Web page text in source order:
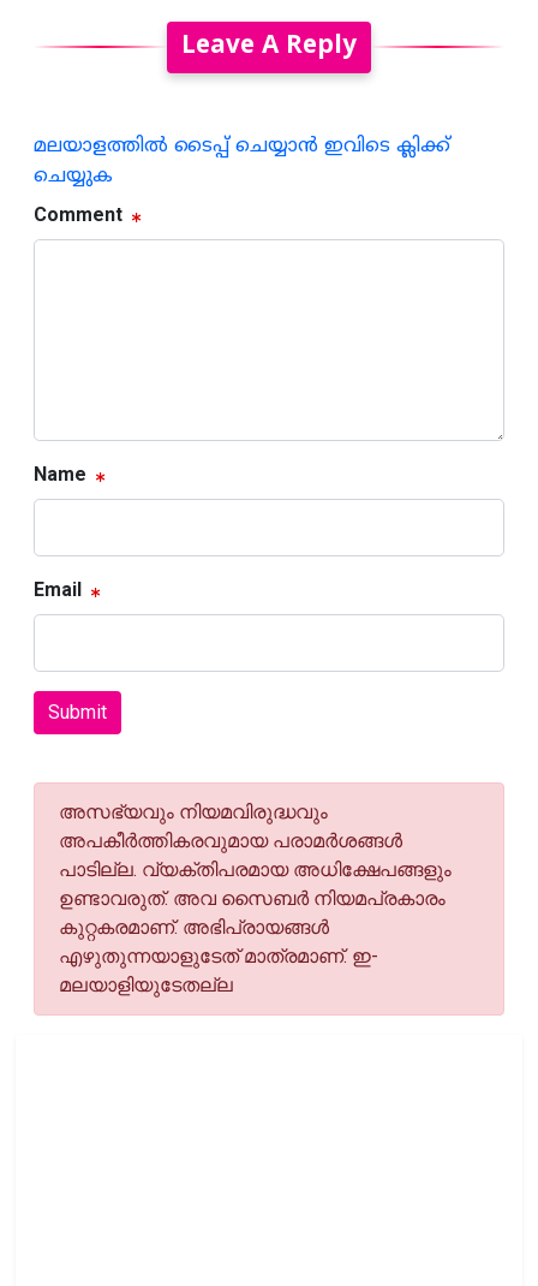
Leave A Reply
മലയാളത്തില്‍ ടൈപ്പ് ചെയ്യാന്‍ ഇവിടെ ക്ലിക്ക്
ചെയ്യുക
Comment
Name
Email
Submit
അസഭ്യവും നിയമവിരുദ്ധവും
അപകീര്‍ത്തികരവുമായ പരാമര്‍ശങ്ങള്‍
പാടില്ല. വ്യക്തിപരമായ അധിക്ഷേപങ്ങളും
ഉണ്ടാവരുത്. അവ സൈബര്‍ നിയമപ്രകാരം
കുറ്റകരമാണ്. അഭിപ്രായങ്ങള്‍
എഴുതുന്നയാളുടേത് മാത്രമാണ്. ഇ-
മലയാളിയുടേതല്ല